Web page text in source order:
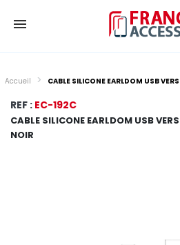
Accueil CABLE SILICONE EARLDOM USB
REF : EC-192C
CABLE SILICONE EARLDOM USB
NOIR